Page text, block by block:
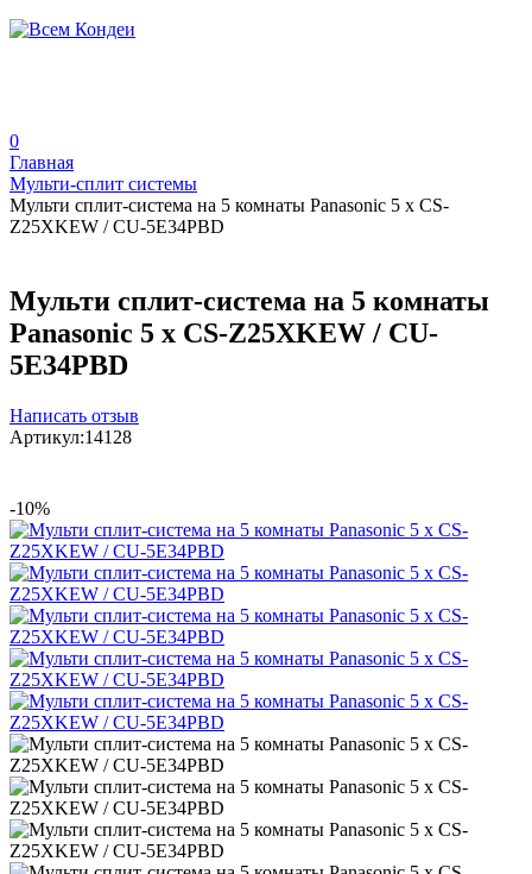
0
Главная
Мульти-сплит системы
Мульти сплит-система на 5 комнаты Panasonic 5 x CS-
Z25XKEW / CU-5E34PBD
Мульти сплит-система на 5 комнаты
Panasonic 5 x CS-Z25XKEW / CU-
5E34PBD
Написать отзыв
Артикул:14128
-10%